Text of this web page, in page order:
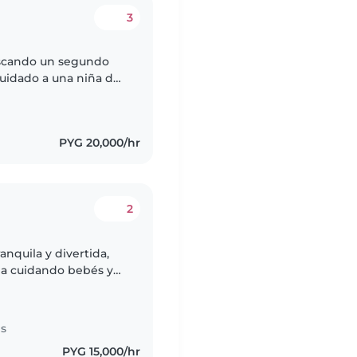
3
a una niña de
PYG 20,000/hr
2
y divertida,
cuidando bebés y
PYG 15,000/hr